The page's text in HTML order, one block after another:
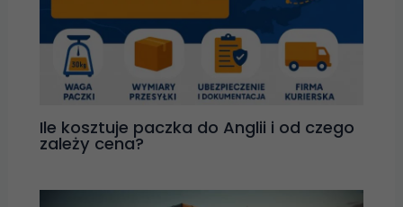
Ile kosztuje paczka do Anglii i od czego
zależy cena?